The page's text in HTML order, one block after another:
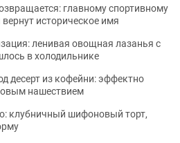
главному спортивному
историческое имя
ленивая овощная лазанья с
в холодильнике
десерт из кофейни: эффектно
нашествием
клубничный шифоновый торт,